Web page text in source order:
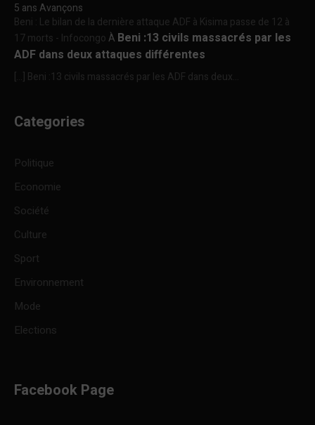
5 ans Avançons
Beni : Le bilan de la dernière attaque ADF à Kisima passe de 12 à
17 morts - InfocongoÀ Beni :13 civils massacrés par les
ADF dans deux attaques différentes
[…] Beni :13 civils massacrés par les ADF dans deux...
Categories
Politique
Economie
Société
Culture
Sport
Environnement
Mode
Elections
Facebook Page